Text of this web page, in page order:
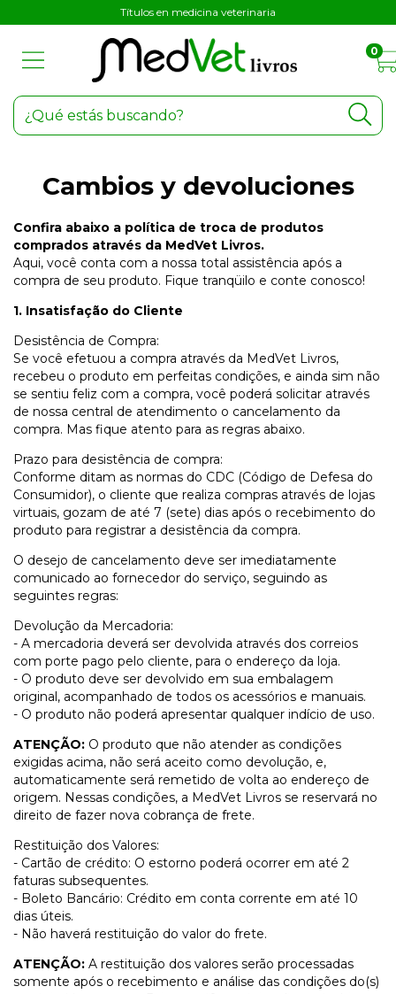
Títulos en medicina veterinaria
0
Cambios y devoluciones
Confira abaixo a política de troca de produtos
comprados através da MedVet Livros.
Aqui, você conta com a nossa total assistência após a
compra de seu produto. Fique tranqüilo e conte conosco!
1. Insatisfação do Cliente
Desistência de Compra:
Se você efetuou a compra através da MedVet Livros,
recebeu o produto em perfeitas condições, e ainda sim não
se sentiu feliz com a compra, você poderá solicitar através
de nossa central de atendimento o cancelamento da
compra. Mas fique atento para as regras abaixo.
Prazo para desistência de compra:
Conforme ditam as normas do CDC (Código de Defesa do
Consumidor), o cliente que realiza compras através de lojas
virtuais, gozam de até 7 (sete) dias após o recebimento do
produto para registrar a desistência da compra.
O desejo de cancelamento deve ser imediatamente
comunicado ao fornecedor do serviço, seguindo as
seguintes regras:
Devolução da Mercadoria:
- A mercadoria deverá ser devolvida através dos correios
com porte pago pelo cliente, para o endereço da loja.
- O produto deve ser devolvido em sua embalagem
original, acompanhado de todos os acessórios e manuais.
- O produto não poderá apresentar qualquer indício de uso.
ATENÇÃO: O produto que não atender as condições
exigidas acima, não será aceito como devolução, e,
automaticamente será remetido de volta ao endereço de
origem. Nessas condições, a MedVet Livros se reservará no
direito de fazer nova cobrança de frete.
Restituição dos Valores:
- Cartão de crédito: O estorno poderá ocorrer em até 2
faturas subsequentes.
- Boleto Bancário: Crédito em conta corrente em até 10
dias úteis.
- Não haverá restituição do valor do frete.
ATENÇÃO: A restituição dos valores serão processadas
somente após o recebimento e análise das condições do(s)